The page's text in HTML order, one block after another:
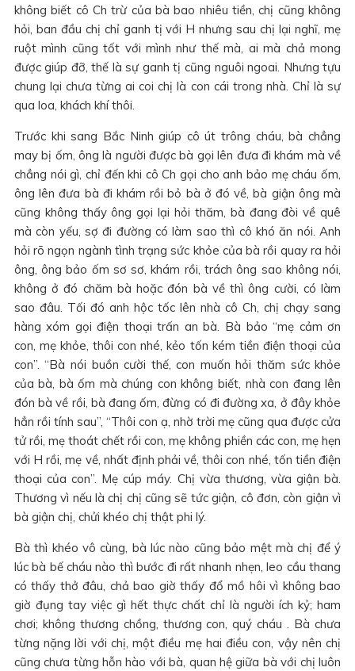
không biết cô Ch trừ của bà bao nhiêu tiền, chị cũng không
hỏi, ban đầu chị chỉ ganh tị với H nhưng sau chị lại nghĩ, mẹ
ruột mình cũng tốt với mình như thế mà, ai mà chả mong
được giúp đỡ, thế là sự ganh tị cũng nguôi ngoai. Nhưng tựu
chung lại chưa từng ai coi chị là con cái trong nhà. Chỉ là sự
qua loa, khách khí thôi.
Trước khi sang Bắc Ninh giúp cô út trông cháu, bà chẳng
may bị ốm, ông là người được bà gọi lên đưa đi khám mà về
chẳng nói gì, chỉ đến khi cô Ch gọi cho anh bảo mẹ cháu ốm,
ông lên đưa bà đi khám rồi bỏ bà ở đó về, bà giận ông mà
cũng không thấy ông gọi lại hỏi thăm, bà đang đòi về quê
mà còn yếu, sợ đi đường có làm sao thì cô khó ăn nói. Anh
hỏi rõ ngọn ngành tình trạng sức khỏe của bà rồi quay ra hỏi
ông, ông bảo ốm sơ sơ, khám rồi, trách ông sao không nói,
không ở đó chăm bà hoặc đón bà về thì ông cười, có làm
sao đâu. Tối đó anh hộc tốc lên nhà cô Ch, chị chạy sang
hàng xóm gọi điện thoại trấn an bà. Bà bảo “mẹ cảm ơn
con, mẹ khỏe, thôi con nhé, kẻo tốn kém tiền điện thoại của
con”. “Bà nói buồn cười thế, con muốn hỏi thăm sức khỏe
của bà, bà ốm mà chúng con không biết, nhà con đang lên
đón bà về rồi, bà đang ốm, đừng có đi đường xa, ở đây khỏe
hẳn rồi tính sau”, “Thôi con ạ, nhờ trời mẹ cũng qua được cửa
tử rồi, mẹ thoát chết rồi con, mẹ không phiền các con, mẹ hẹn
với H rồi, mẹ về, nhất định phải về, thôi con nhé, tốn tiền điện
thoại của con”. Mẹ cúp máy. Chị vừa thương, vừa giận bà.
Thương vì nếu là chị chị cũng sẽ tức giận, cô đơn, còn giận vì
bà giận chị, chửi khéo chị thật phi lý.
Bà thì khéo vô cùng, bà lúc nào cũng bảo mệt mà chị để ý
lúc bà bế cháu nào thì bước đi rất nhanh nhẹn, leo cầu thang
có thấy thở đâu, chả bao giờ thấy đổ mồ hôi vì không bao
giờ đụng tay việc gì hết thực chất chỉ là người ích kỷ; ham
chơi; không thương chồng, thương con, quý cháu . Bà chưa
từng nặng lời với chị, một điều mẹ hai điều con, vậy nên chị
cũng chưa từng hỗn hào với bà, quan hệ giữa bà với chị luôn